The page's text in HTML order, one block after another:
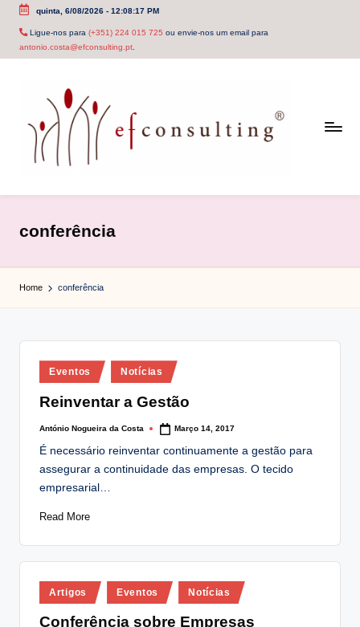
Skip
quinta, 6/08/2026- 12:08:18 PM
Ligue-nos para (+351) 224 015 725 ou envie-nos um email para
antonio.costa@efconsulting.pt.
c
o
n
u
conferência
Home conferência
Posted
in
Eventos Notícias
Reinventar a Gestão
Posted
António Nogueira da Costa Março 14, 2017
É necessário reinventar continuamente a gestão para
assegurar a continuidade das empresas. O tecido
empresarial…
Read More
Posted
in
Artigos Eventos Notícias
Conferência sobre Empresas